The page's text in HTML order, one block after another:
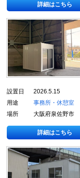
詳細はこちら
設置日
2026.5.15
用途
事務所・休憩室
場所
大阪府泉佐野市
詳細はこちら